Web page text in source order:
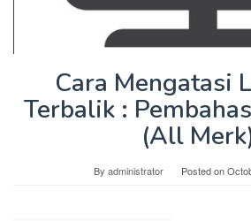
Cara Mengatasi
Terbalik :
(All
By administrator Posted on